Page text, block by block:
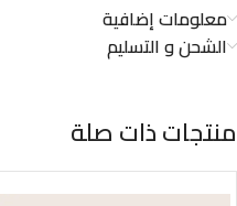
معلومات إضافية
الشحن و التسليم
منتجات ذات صلة